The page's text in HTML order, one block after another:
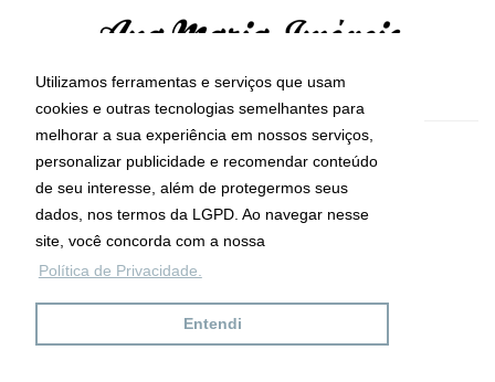
Utilizamos ferramentas e serviços que usam
cookies e outras tecnologias semelhantes para
melhorar a sua experiência em nossos serviços,
personalizar publicidade e recomendar conteúdo
de seu interesse, além de protegermos seus
dados, nos termos da LGPD. Ao navegar nesse
site, você concorda com a nossa
Política de Privacidade.
Entendi
CRECI: 29755-J
Informações de Contato
Ana Maria Imóveis
Av. Maria de Lourdes da Silva Kfouri, Nº7
CEP: 11667-000